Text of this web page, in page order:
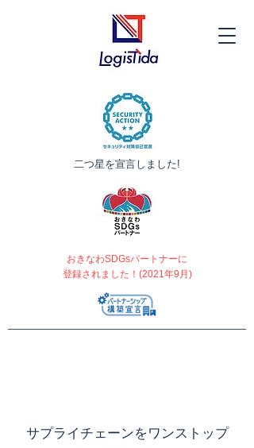
​サプライチェーンをワンストップ
​二つ星を宣言しました!
おきなわSDGsパートナーに
登録されました！(2021年9月)